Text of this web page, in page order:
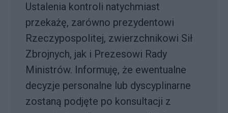
Ustalenia kontroli natychmiast
przekażę, zarówno prezydentowi
Rzeczypospolitej, zwierzchnikowi Sił
Zbrojnych, jak i Prezesowi Rady
Ministrów. Informuję, że ewentualne
decyzje personalne lub dyscyplinarne
zostaną podjęte po konsultacji z